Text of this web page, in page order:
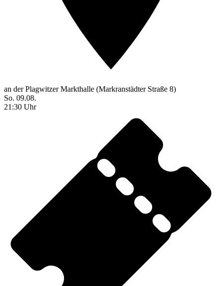
an der Plagwitzer Markthalle (Markranstädter Straße 8)
So. 09.08.
21:30 Uhr